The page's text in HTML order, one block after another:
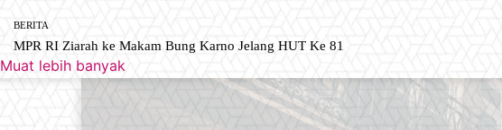
BERITA
MPR RI Ziarah ke Makam Bung Karno Jelang HUT Ke 81
Muat lebih banyak